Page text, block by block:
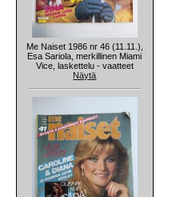
Me Naiset 1986 nr 46 (11.11.),
Esa Sariola, merkillinen Miami
Vice, laskettelu - vaatteet
Näytä